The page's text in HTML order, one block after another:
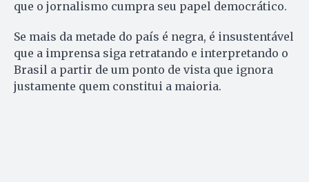
que o jornalismo cumpra seu papel democrático.
Se mais da metade do país é negra, é insustentável
que a imprensa siga retratando e interpretando o
Brasil a partir de um ponto de vista que ignora
justamente quem constitui a maioria.